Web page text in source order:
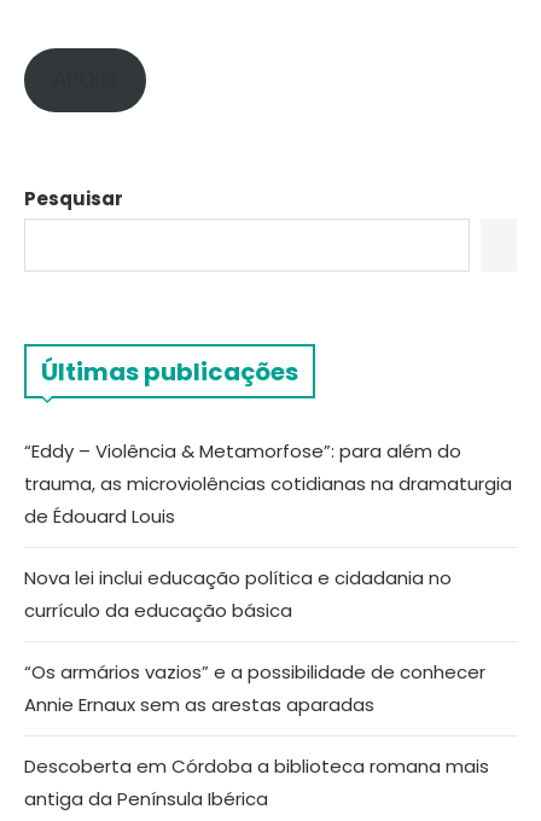
Pesquisar
Últimas publicações
“Eddy – Violência & Metamorfose”: para além do
trauma, as microviolências cotidianas na dramaturgia
de Édouard Louis
Nova lei inclui educação política e cidadania no
currículo da educação básica
“Os armários vazios” e a possibilidade de conhecer
Annie Ernaux sem as arestas aparadas
Descoberta em Córdoba a biblioteca romana mais
antiga da Península Ibérica